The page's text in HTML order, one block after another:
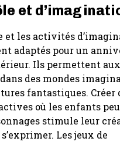
et
et les activités
adaptés pour un
Ils permettent
des mondes
fantastiques. Créer
où les enfants
stimule leur
Les jeux de